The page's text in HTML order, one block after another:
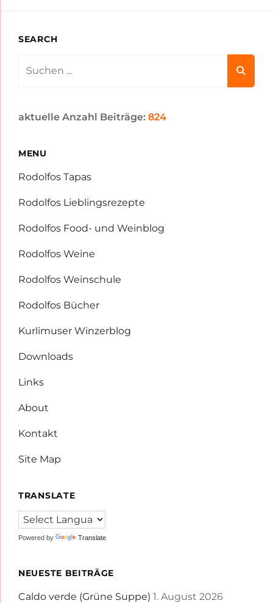
SEARCH
aktuelle Anzahl Beiträge: 824
MENU
Rodolfos Tapas
Rodolfos Lieblingsrezepte
Rodolfos Food- und Weinblog
Rodolfos Weine
Rodolfos Weinschule
Rodolfos Bücher
Kurlimuser Winzerblog
Downloads
Links
About
Kontakt
Site Map
TRANSLATE
Powered by Translate
NEUESTE BEITRÄGE
Caldo verde (Grüne Suppe) 1. August 2026